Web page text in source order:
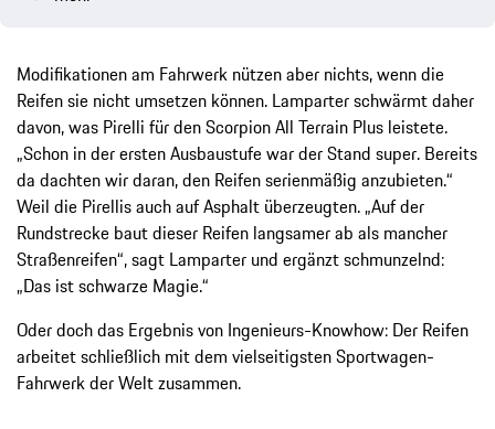
Modifikationen am Fahrwerk nützen aber nichts, wenn die
Reifen sie nicht umsetzen können. Lamparter schwärmt daher
davon, was Pirelli für den Scorpion All Terrain Plus leistete.
„Schon in der ersten Ausbaustufe war der Stand super. Bereits
da dachten wir daran, den Reifen serienmäßig anzubieten.“
Weil die Pirellis auch auf Asphalt überzeugten. „Auf der
Rundstrecke baut dieser Reifen langsamer ab als mancher
Straßenreifen“, sagt Lamparter und ergänzt schmunzelnd:
„Das ist schwarze Magie.“
Oder doch das Ergebnis von Ingenieurs-Knowhow: Der Reifen
arbeitet schließlich mit dem vielseitigsten Sportwagen-
Fahrwerk der Welt zusammen.